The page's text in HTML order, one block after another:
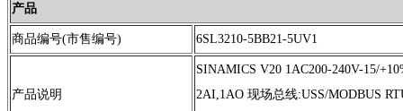
产品
商品编号(市售编号) 6SL3210-5BB21-5UV1
产品说明
SINAMICS V20 1AC200-240V-15/
2AI,1AO 现场总线:USS/MODBUS